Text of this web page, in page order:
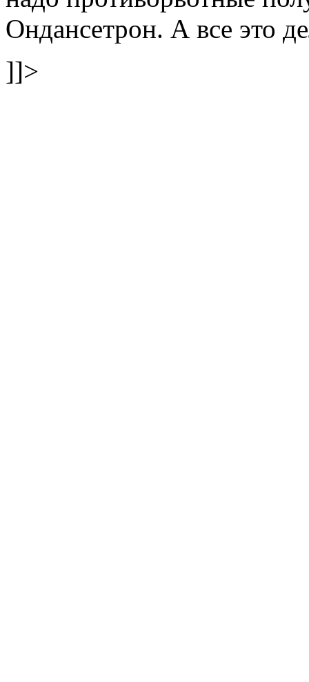
Ондансетрон. А все это
]]>